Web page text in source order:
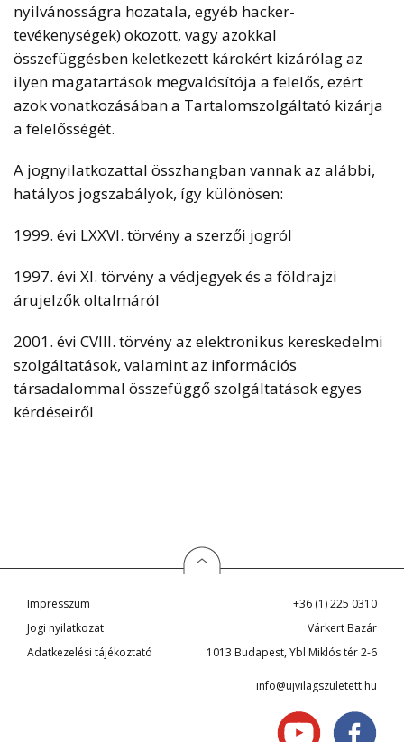
nyilvánosságra hozatala, egyéb hacker-
tevékenységek) okozott, vagy azokkal
összefüggésben keletkezett károkért kizárólag az
ilyen magatartások megvalósítója a felelős, ezért
azok vonatkozásában a Tartalomszolgáltató kizárja
a felelősségét.
A jognyilatkozattal összhangban vannak az alábbi,
hatályos jogszabályok, így különösen:
1999. évi LXXVI. törvény a szerzői jogról
1997. évi XI. törvény a védjegyek és a földrajzi
árujelzők oltalmáról
2001. évi CVIII. törvény az elektronikus kereskedelmi
szolgáltatások, valamint az információs
társadalommal összefüggő szolgáltatások egyes
kérdéseiről
Impresszum
Jogi nyilatkozat
Adatkezelési tájékoztató
+36 (1) 225 0310
Várkert Bazár
1013 Budapest, Ybl Miklós tér 2-6
info@ujvilagszuletett.hu